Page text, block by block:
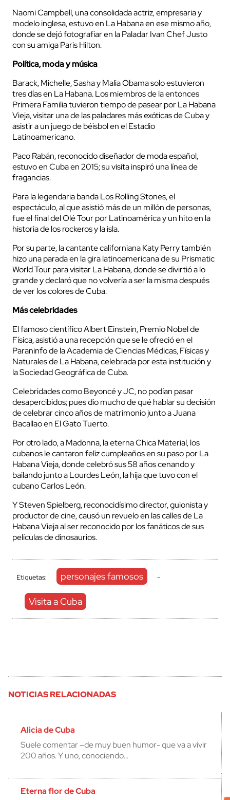
Naomi Campbell, una consolidada actriz, empresaria y
modelo inglesa, estuvo en La Habana en ese mismo año,
donde se dejó fotografiar en la Paladar Ivan Chef Justo
con su amiga Paris Hilton.
Política, moda y música
Barack, Michelle, Sasha y Malia Obama solo estuvieron
tres días en La Habana. Los miembros de la entonces
Primera Familia tuvieron tiempo de pasear por La Habana
Vieja, visitar una de las paladares más exóticas de Cuba y
asistir a un juego de béisbol en el Estadio
Latinoamericano.
Paco Rabán, reconocido diseñador de moda español,
estuvo en Cuba en 2015; su visita inspiró una línea de
fragancias.
Para la legendaria banda Los Rolling Stones, el
espectáculo, al que asistió más de un millón de personas,
fue el final del Olé Tour por Latinoamérica y un hito en la
historia de los rockeros y la isla.
Por su parte, la cantante californiana Katy Perry también
hizo una parada en la gira latinoamericana de su Prismatic
World Tour para visitar La Habana, donde se divirtió a lo
grande y declaró que no volvería a ser la misma después
de ver los colores de Cuba.
Más celebridades
El famoso científico Albert Einstein, Premio Nobel de
Física, asistió a una recepción que se le ofreció en el
Paraninfo de la Academia de Ciencias Médicas, Físicas y
Naturales de La Habana, celebrada por esta institución y
la Sociedad Geográfica de Cuba.
Celebridades como Beyoncé y JC, no podían pasar
desapercibidos; pues dio mucho de qué hablar su decisión
de celebrar cinco años de matrimonio junto a Juana
Bacallao en El Gato Tuerto.
Por otro lado, a Madonna, la eterna Chica Material, los
cubanos le cantaron feliz cumpleaños en su paso por La
Habana Vieja, donde celebró sus 58 años cenando y
bailando junto a Lourdes León, la hija que tuvo con el
cubano Carlos León.
Y Steven Spielberg, reconocidísimo director, guionista y
productor de cine, causó un revuelo en las calles de La
Habana Vieja al ser reconocido por los fanáticos de sus
películas de dinosaurios.
Etiquetas: personajes famosos -
Visita a Cuba
NOTICIAS RELACIONADAS
Alicia de Cuba
Suele comentar –de muy buen humor- que va a vivir
200 años. Y uno, conociendo…
Eterna flor de Cuba